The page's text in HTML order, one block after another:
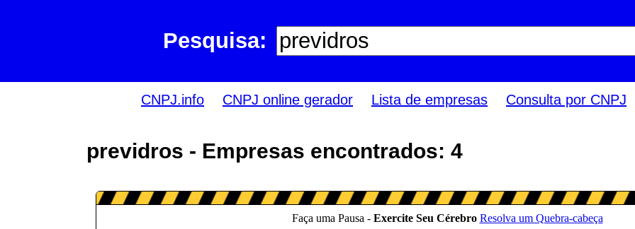
Pesquisa:
CNPJ.info CNPJ online gerador Lista de empresas Consulta por CNPJ
previdros - Empresas encontrados: 4